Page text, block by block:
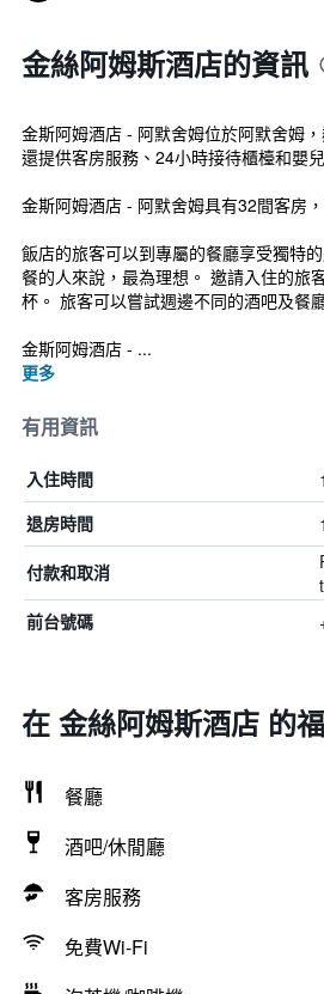
金絲阿姆斯酒店的資訊
金斯阿姆酒店 - 阿默舍姆位於阿默舍姆
還提供客房服務、24小時接待櫃檯和嬰
金斯阿姆酒店 - 阿默舍姆具有32間客房
飯店的旅客可以到專屬的餐廳享受獨特
餐的人來說，最為理想。 邀請入住的旅
杯。 旅客可以嘗試週邊不同的酒吧及餐
金斯阿姆酒店 - ...
更多
有用資訊
入住時間
退房時間
付款和取消
前台號碼
在 金絲阿姆斯酒店 的
餐廳
酒吧/休閒廳
客房服務
免費Wi-Fi